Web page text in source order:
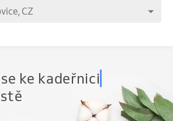
se ke kadeřnici